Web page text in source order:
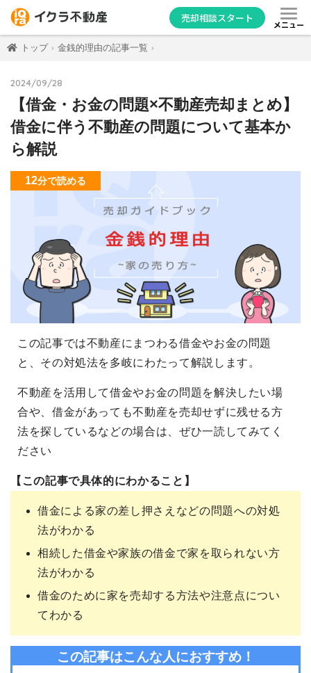
売却相談スタート
メニュー
トップ 金銭的理由の記事一覧
2024/09/28
【借金・お金の問題×不動産売却まとめ】
借金に伴う不動産の問題について基本か
ら解説
12分で読める
この記事では不動産にまつわる借金やお金の問題
と、その対処法を多岐にわたって解説します。
不動産を活用して借金やお金の問題を解決したい場
合や、借金があっても不動産を売却せずに残せる方
法を探しているなどの場合は、ぜひ一読してみてく
ださい
【この記事で具体的にわかること】
借金による家の差し押さえなどの問題への対処
法がわかる
相続した借金や家族の借金で家を取られない方
法がわかる
借金のために家を売却する方法や注意点につい
てわかる
この記事はこんな人におすすめ！